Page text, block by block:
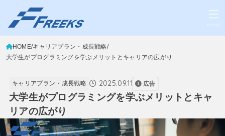
HOME キャリアプラン・成長戦略
大学生がプログラミングを学ぶメリットとキャリアの広がり
キャリアプラン・成長戦略 2025.09.11 広告
大学生がプログラミングを学ぶメリットとキャ
リアの広がり